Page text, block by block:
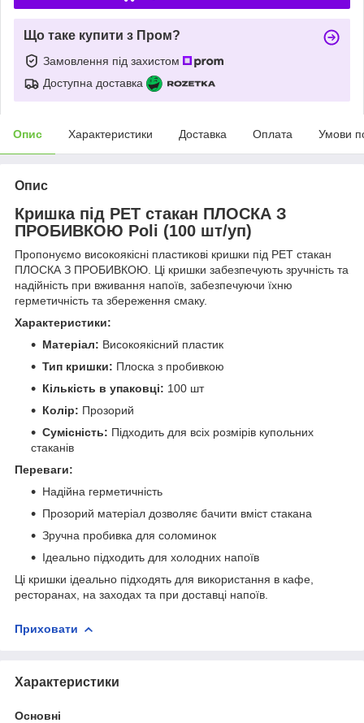
Що таке купити з Пром?
Замовлення під захистом
Доступна доставка
Опис Характеристики Доставка Оплата Умови
Опис
Кришка під PET стакан ПЛОСКА З
ПРОБИВКОЮ Poli (100 шт/уп)
Пропонуємо високоякісні пластикові кришки під PET стакан
ПЛОСКА З ПРОБИВКОЮ. Ці кришки забезпечують зручність та
надійність при вживання напоїв, забезпечуючи їхню
герметичність та збереження смаку.
Характеристики:
Матеріал: Високоякісний пластик
Тип кришки: Плоска з пробивкою
Кількість в упаковці: 100 шт
Колір: Прозорий
Сумісність: Підходить для всіх розмірів купольних
стаканів
Переваги:
Надійна герметичність
Прозорий матеріал дозволяє бачити вміст стакана
Зручна пробивка для соломинок
Ідеально підходить для холодних напоїв
Ці кришки ідеально підходять для використання в кафе,
ресторанах, на заходах та при доставці напоїв.
Приховати
Характеристики
Основні